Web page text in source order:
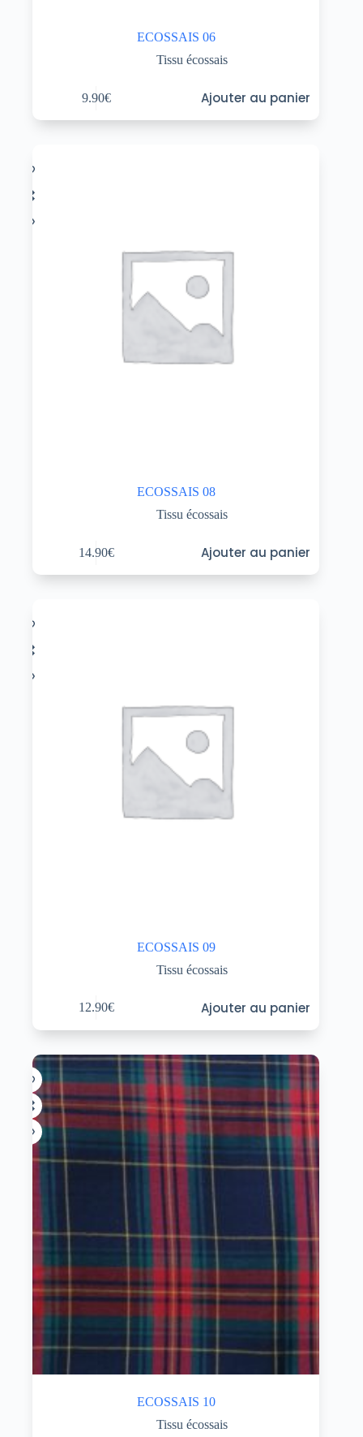
ECOSSAIS 06
Tissu écossais
9.90€ Ajouter au panier
ECOSSAIS 08
Tissu écossais
14.90€ Ajouter au panier
ECOSSAIS 09
Tissu écossais
12.90€ Ajouter au panier
ECOSSAIS 10
Tissu écossais